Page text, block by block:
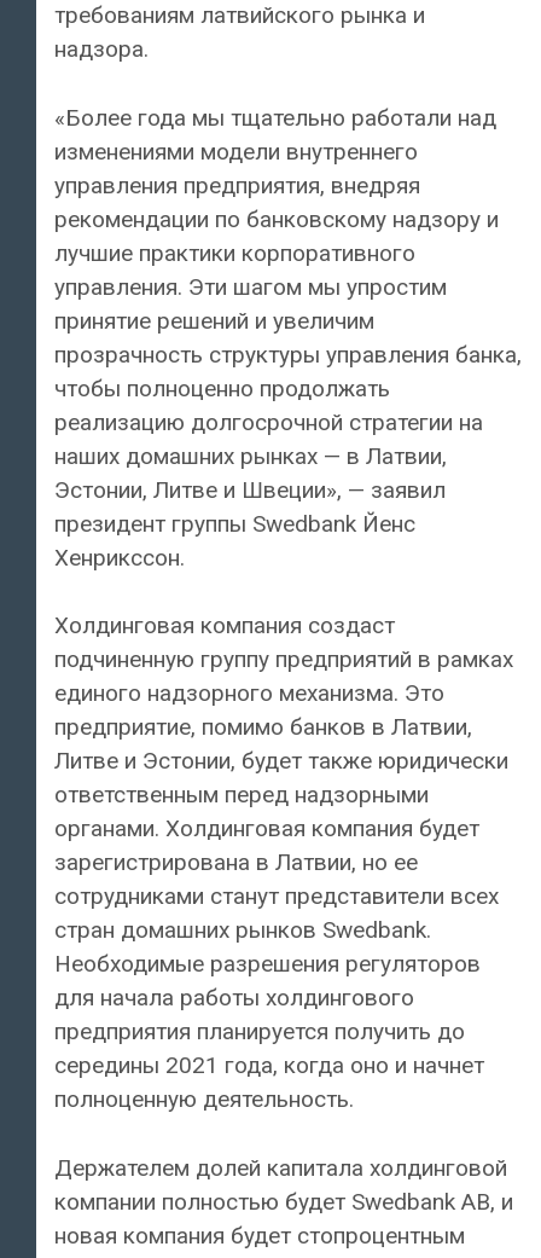
требованиям латвийского рынка и
надзора.
«Более года мы тщательно работали над
изменениями модели внутреннего
управления предприятия, внедряя
рекомендации по банковскому надзору и
лучшие практики корпоративного
управления. Эти шагом мы упростим
принятие решений и увеличим
прозрачность структуры управления банка,
чтобы полноценно продолжать
реализацию долгосрочной стратегии на
наших домашних рынках — в Латвии,
Эстонии, Литве и Швеции», — заявил
президент группы Swedbank Йенс
Хенрикссон.
Холдинговая компания создаст
подчиненную группу предприятий в рамках
единого надзорного механизма. Это
предприятие, помимо банков в Латвии,
Литве и Эстонии, будет также юридически
ответственным перед надзорными
органами. Холдинговая компания будет
зарегистрирована в Латвии, но ее
сотрудниками станут представители всех
стран домашних рынков Swedbank.
Необходимые разрешения регуляторов
для начала работы холдингового
предприятия планируется получить до
середины 2021 года, когда оно и начнет
полноценную деятельность.
Держателем долей капитала холдинговой
компании полностью будет Swedbank AB, и
новая компания будет стопроцентным